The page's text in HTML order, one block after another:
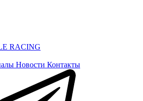
RACING
Новости Контакты